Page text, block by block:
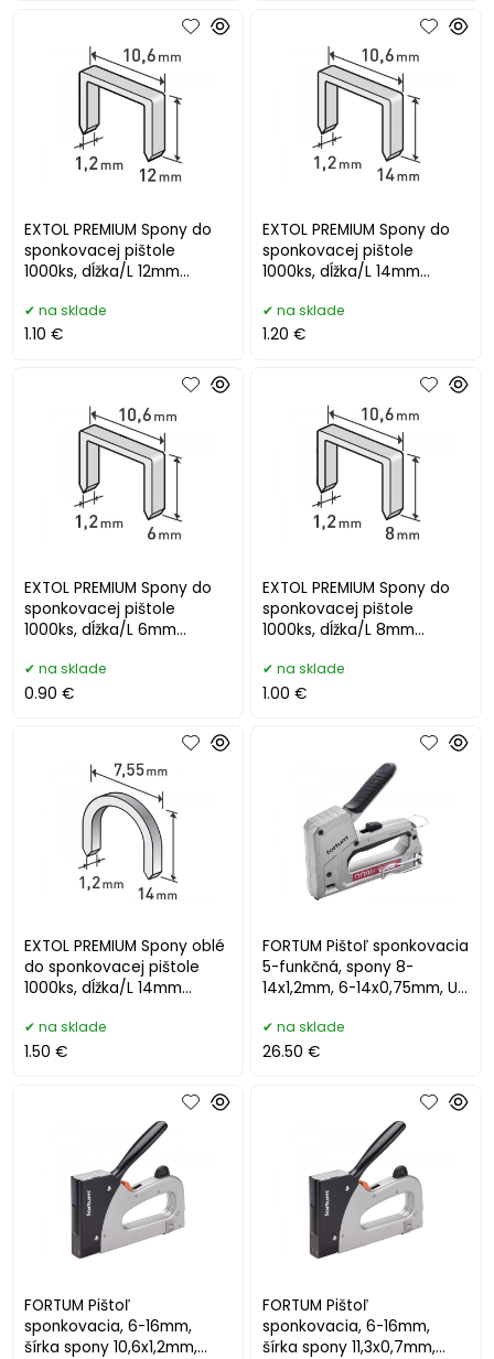
EXTOL PREMIUM Spony do
sponkovacej pištole
1000ks, dĺžka/L 12mm
na sklade
1.10 €
EXTOL PREMIUM Spony do
sponkovacej pištole
1000ks, dĺžka/L 14mm
na sklade
1.20 €
EXTOL PREMIUM Spony do
sponkovacej pištole
1000ks, dĺžka/L 6mm
na sklade
0.90 €
EXTOL PREMIUM Spony do
sponkovacej pištole
1000ks, dĺžka/L 8mm
na sklade
1.00 €
EXTOL PREMIUM Spony oblé
do sponkovacej pištole
1000ks, dĺžka/L 14mm
na sklade
1.50 €
FORTUM Pištoľ sponkovacia
5-funkčná, spony 8-
14x1,2mm, 6-14x0,75mm, U
na sklade
26.50 €
FORTUM Pištoľ
sponkovacia, 6-16mm,
šírka spony 10,6x1,2mm,
FORTUM Pištoľ
sponkovacia, 6-16mm,
šírka spony 11,3x0,7mm,